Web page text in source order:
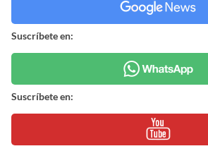
Suscríbete en:
Suscríbete en: